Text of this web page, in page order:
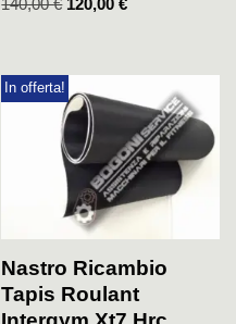
140,00€ 120,00€
In offerta!
Nastro Ricambio
Tapis Roulant